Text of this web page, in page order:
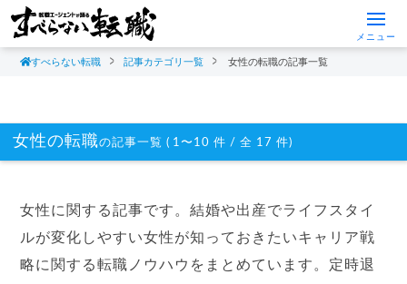
メニュー
すべらない転職 記事カテゴリ一覧 女性の転職の記事一覧
女性の転職の記事一覧 ( 1〜10 件 / 全 17 件)
女性に関する記事です。結婚や出産でライフスタイ
ルが変化しやすい女性が知っておきたいキャリア戦
略に関する転職ノウハウをまとめています。定時退